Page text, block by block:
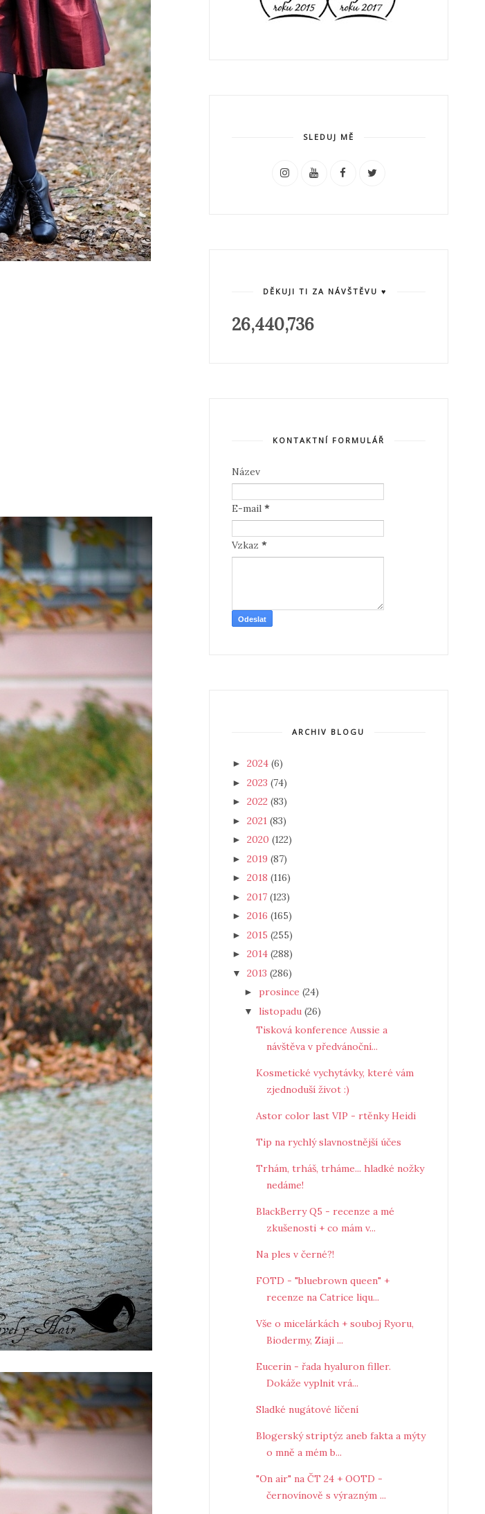
SLEDUJ MĚ
DĚKUJI TI ZA NÁVŠTĚVU ♥
26,440,736
KONTAKTNÍ FORMULÁŘ
Název
E-mail *
Vzkaz *
ARCHIV BLOGU
► 2024 (6)
► 2023 (74)
► 2022 (83)
► 2021 (83)
► 2020 (122)
► 2019 (87)
► 2018 (116)
► 2017 (123)
► 2016 (165)
► 2015 (255)
► 2014 (288)
▼ 2013 (286)
► prosince (24)
▼ listopadu (26)
Tisková konference Aussie a
návštěva v předvánoční...
Kosmetické vychytávky, které vám
zjednoduší život :)
Astor color last VIP - rtěnky Heidi
Tip na rychlý slavnostnější účes
Trhám, trháš, trháme... hladké nožky
nedáme!
BlackBerry Q5 - recenze a mé
zkušenosti + co mám v...
Na ples v černé?!
FOTD - "bluebrown queen" +
recenze na Catrice liqu...
Vše o micelárkách + souboj Ryoru,
Biodermy, Ziaji ...
Eucerin - řada hyaluron filler.
Dokáže vyplnit vrá...
Sladké nugátové líčení
Blogerský striptýz aneb fakta a mýty
o mně a mém b...
"On air" na ČT 24 + OOTD -
černovínově s výrazným ...